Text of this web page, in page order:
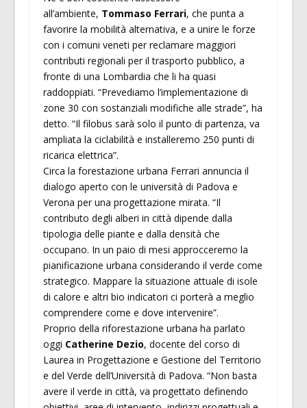
all’ambiente, Tommaso Ferrari, che punta a
favorire la mobilità alternativa, e a unire le forze
con i comuni veneti per reclamare maggiori
contributi regionali per il trasporto pubblico, a
fronte di una Lombardia che li ha quasi
raddoppiati. “Prevediamo l’implementazione di
zone 30 con sostanziali modifiche alle strade”, ha
detto. “Il filobus sarà solo il punto di partenza, va
ampliata la ciclabilità e installeremo 250 punti di
ricarica elettrica”.
Circa la forestazione urbana Ferrari annuncia il
dialogo aperto con le università di Padova e
Verona per una progettazione mirata. “Il
contributo degli alberi in città dipende dalla
tipologia delle piante e dalla densità che
occupano. In un paio di mesi approcceremo la
pianificazione urbana considerando il verde come
strategico. Mappare la situazione attuale di isole
di calore e altri bio indicatori ci porterà a meglio
comprendere come e dove intervenire”.
Proprio della riforestazione urbana ha parlato
oggi Catherine Dezio, docente del corso di
Laurea in Progettazione e Gestione del Territorio
e del Verde dell’Università di Padova. “Non basta
avere il verde in città, va progettato definendo